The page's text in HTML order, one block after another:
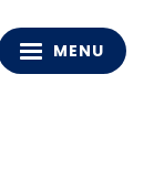
MENU